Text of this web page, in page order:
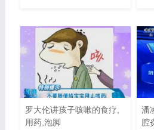
罗大伦讲孩子咳嗽的食疗,
用药,泡脚
潘
腔